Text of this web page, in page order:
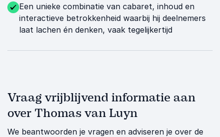
Een unieke combinatie van cabaret, inhoud en
interactieve betrokkenheid waarbij hij deelnemers
laat lachen én denken, vaak tegelijkertijd
Vraag vrijblijvend informatie aan
over Thomas van Luyn
We beantwoorden je vragen en adviseren je over de